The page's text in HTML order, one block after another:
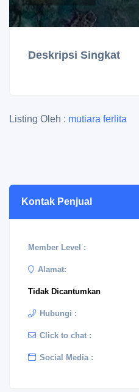
Deskripsi Singkat
Listing Oleh : mutiara ferlita
Kontak Penjual
Member Level :
Alamat:
Tidak Dicantumkan
Hubungi :
Click to chat :
Social Media :